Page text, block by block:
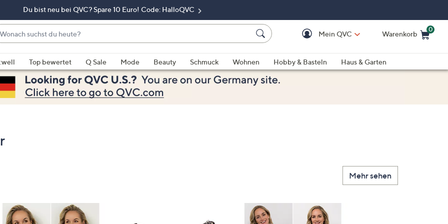
Du bist neu bei QVC? Spare 10 Euro! Code: HalloQVC
Mein QVC Warenkorb
0
Top bewertet Q Sale Mode Beauty Schmuck Wohnen Hobby & Basteln
Haus & Garten
Mehr sehen